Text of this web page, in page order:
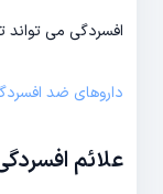
افسردگی می تواند
داروهای ضد
علائم